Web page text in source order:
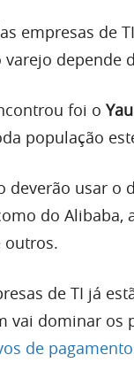
empresas de
depende
foi o
população
deverão usar
do Alibaba,
outros.
de TI já
vai dominar os
de